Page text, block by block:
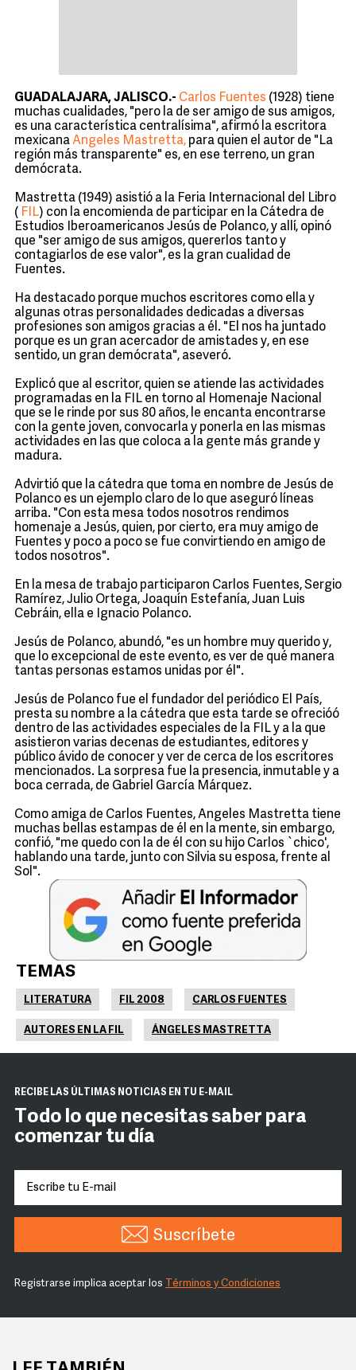
GUADALAJARA, JALISCO.- Carlos Fuentes (1928) tiene
muchas cualidades, "pero la de ser amigo de sus amigos,
es una característica centralísima", afirmó la escritora
mexicanaAngeles Mastretta, para quien el autor de "La
región más transparente" es, en ese terreno, un gran
demócrata.
Mastretta (1949) asistió a la Feria Internacional del Libro
( FIL) con la encomienda de participar en la Cátedra de
Estudios Iberoamericanos Jesús de Polanco, y allí, opinó
que "ser amigo de sus amigos, quererlos tanto y
contagiarlos de ese valor", es la gran cualidad de
Fuentes.
Ha destacado porque muchos escritores como ella y
algunas otras personalidades dedicadas a diversas
profesiones son amigos gracias a él. "El nos ha juntado
porque es un gran acercador de amistades y, en ese
sentido, un gran demócrata", aseveró.
Explicó que al escritor, quien se atiende las actividades
programadas en la FIL en torno al Homenaje Nacional
que se le rinde por sus 80 años, le encanta encontrarse
con la gente joven, convocarla y ponerla en las mismas
actividades en las que coloca a la gente más grande y
madura.
Advirtió que la cátedra que toma en nombre de Jesús de
Polanco es un ejemplo claro de lo que aseguró líneas
arriba. "Con esta mesa todos nosotros rendimos
homenaje a Jesús, quien, por cierto, era muy amigo de
Fuentes y poco a poco se fue convirtiendo en amigo de
todos nosotros".
En la mesa de trabajo participaron Carlos Fuentes, Sergio
Ramírez, Julio Ortega, Joaquín Estefanía, Juan Luis
Cebráin, ella e Ignacio Polanco.
Jesús de Polanco, abundó, "es un hombre muy querido y,
que lo excepcional de este evento, es ver de qué manera
tantas personas estamos unidas por él".
Jesús de Polanco fue el fundador del periódico El País,
presta su nombre a la cátedra que esta tarde se ofrecióó
dentro de las actividades especiales de la FIL y a la que
asistieron varias decenas de estudiantes, editores y
público ávido de conocer y ver de cerca de los escritores
mencionados. La sorpresa fue la presencia, inmutable y a
boca cerrada, de Gabriel García Márquez.
Como amiga de Carlos Fuentes, Angeles Mastretta tiene
muchas bellas estampas de él en la mente, sin embargo,
confió, "me quedo con la de él con su hijo Carlos `chico',
hablando una tarde, junto con Silvia su esposa, frente al
Sol".
TEMAS
LITERATURA FIL 2008 CARLOS FUENTES
AUTORES EN LA FIL ÁNGELES MASTRETTA
RECIBE LAS ÚLTIMAS NOTICIAS EN TU E-MAIL
Todo lo que necesitas saber para
comenzar tu día
Suscríbete
Registrarse implica aceptar los Términos y Condiciones